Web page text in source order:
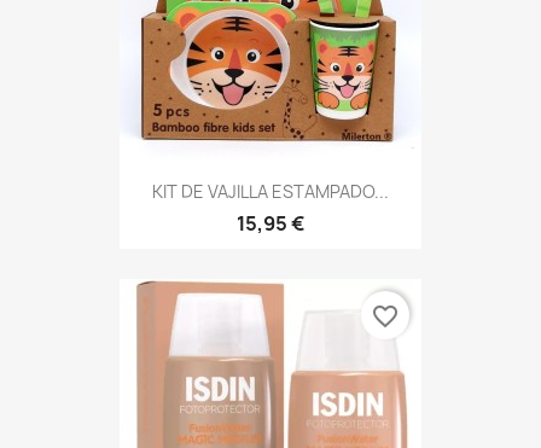
KIT DE VAJILLA ESTAMPADO...
15,95 €
favorite_border